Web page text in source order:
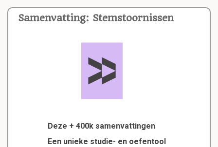
Samenvatting: Stemstoornissen
Deze + 400k samenvattingen
Een unieke studie- en oefentool